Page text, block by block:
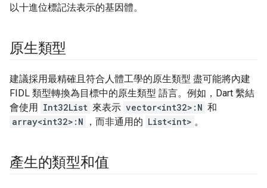
以十進位標記法表示的基因體。
原生類型
建議採用最精確且符合人體工學的原生類型 盡可能將內建
FIDL 類型轉換為目標中的原生類型 語言。例如，Dart 繫結
會使用 Int32List 來表示 vector<int32>:N 和
array<int32>:N
，而非通用的 List<int> 。
產生的類型和值